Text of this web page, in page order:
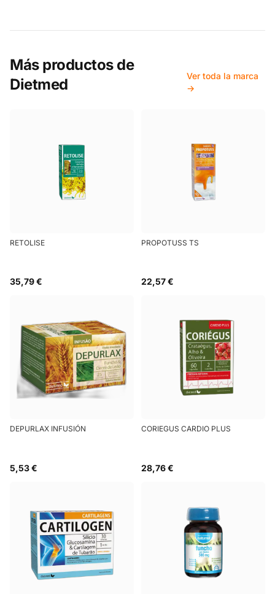
Más productos de
Dietmed
Ver toda la marca
→
RETOLISE
35,79 €
PROPOTUSS TS
22,57 €
DEPURLAX INFUSIÓN
5,53 €
CORIEGUS CARDIO PLUS
28,76 €